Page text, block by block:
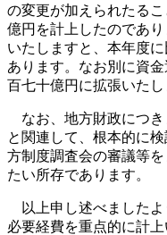
の変更が加えられたる
億円を計上したのであ
いたしますと、本年度
あります。なお別に資
百七十億円に拡張いたし
なお、地方財政につき
と関連して、根本的に
方制度調査会の審議等
たい所存であります。
以上申し述べましたよ
必要経費を重点的に計